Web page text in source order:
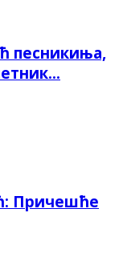
песникиња,
Причешће